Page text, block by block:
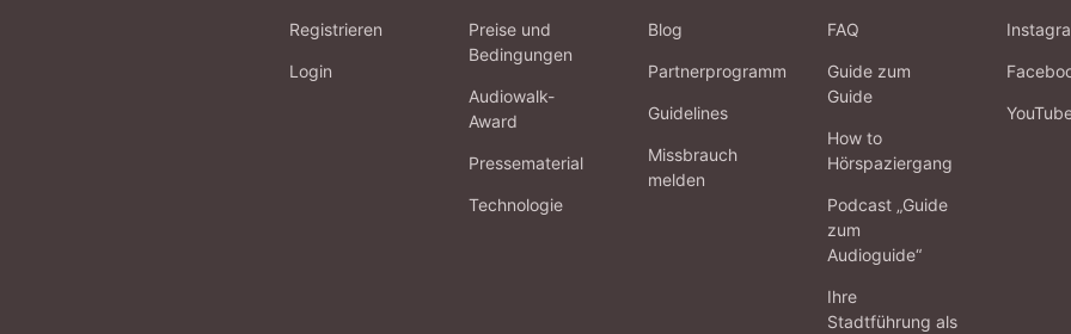
Registrieren
Login
Preise und
Bedingungen
Audiowalk-
Award
Pressematerial
Technologie
Blog
Partnerprogramm
Guidelines
Missbrauch
melden
FAQ
Guide zum
Guide
How to
Hörspaziergang
Podcast „Guide
zum
Audioguide“
Ihre
Stadtführung als